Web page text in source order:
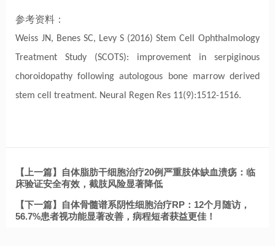
参考资料：
Weiss JN, Benes SC, Levy S (2016) Stem Cell Ophthalmology
Treatment Study (SCOTS): improvement in serpiginous
choroidopathy following autologous bone marrow derived
stem cell treatment. Neural Regen Res 11(9):1512-1516.
【上一篇】自体脂肪干细胞治疗20例严重肢体缺血溃疡：临
床验证安全有效，截肢风险显著降低
【下一篇】自体骨髓谱系阴性细胞治疗RP：12个月随访，
56.7%患者视功能显著改善，病程短者获益更佳！